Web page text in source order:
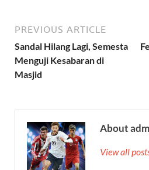
PREVIOUS ARTICLE
Sandal Hilang Lagi, Semesta
Menguji Kesabaran di
Masjid
About
View all